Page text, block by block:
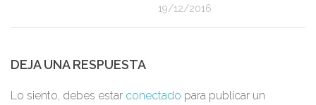
19/12/2016
DEJA UNA RESPUESTA
Lo siento, debes estar conectado para publicar un